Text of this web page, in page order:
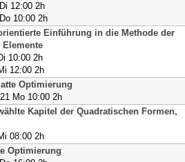
12:00 2h
10:00 2h
Einführung in die Methode der
Elemente
10:00 2h
12:00 2h
Optimierung
Mo 10:00 2h
Kapitel der Quadratischen Formen,
08:00 2h
Optimierung